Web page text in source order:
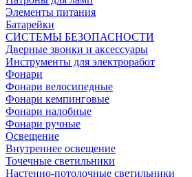
Элементы питания
Батарейки
СИСТЕМЫ БЕЗОПАСНОСТИ
Дверные звонки и аксессуары
Инструменты для электроработ
Фонари
Фонари велосипедные
Фонари кемпинговые
Фонари налобные
Фонари ручные
Освещение
Внутреннее освещение
Точечные светильники
Настенно-потолочные светильники